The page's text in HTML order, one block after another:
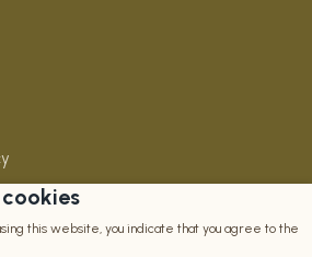
this website, you indicate that you agree to the